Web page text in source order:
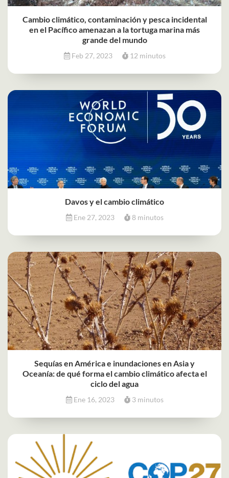
Cambio climático, contaminación y pesca incidental
en el Pacífico amenazan a la tortuga marina más
grande del mundo
Feb 27, 2023 12 minutos
Davos y el cambio climático
Ene 27, 2023 8 minutos
Sequías en América e inundaciones en Asia y
Oceanía: de qué forma el cambio climático afecta el
ciclo del agua
Ene 16, 2023 3 minutos